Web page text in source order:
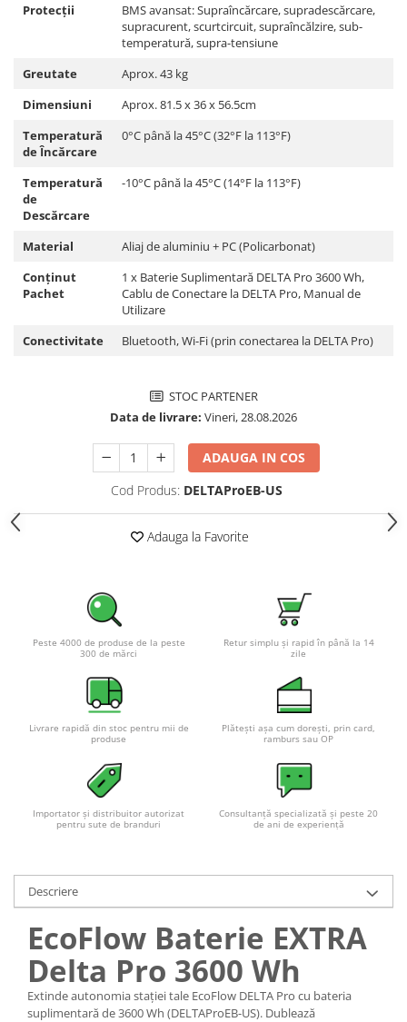
electrice
Statii de incarcare
Cabluri de incarcare vehicule
Prize de incarcare vehicule
electrice
Turbine eoliene pentru casă
Acumulatori VRLA AGM/GEL /
Baterii si acumulatori gel si VRLA
6-12 V
Baterii si acumulatori AGM VRLA
Acumulatori Moto, ATV
SLA AGM (Sealed Lead Acid)
Deep Cycle - Tractiune/Semi-
Marine & Caravan
Sisteme de management (BMS)
Redresoare, incarcatoare si testere
Redresoare auto, moto, barci si
UPS pentru centrale termice si
sisteme de urgenta - acumulator
UPS Calculatoare si Servere
Stabilizatoare Tensiune
energiei electrice
Cabinete baterii
Acumulatori UPS
Drumetii / Camping
Accesorii
Frigidere portabile
Protecții
BMS avansat: Supraîncărcare, supradescărcare,
supracurent, scurtcircuit, supraîncălzire, sub-
temperatură, supra-tensiune
Greutate
Aprox. 43 kg
Dimensiuni
Aprox. 81.5 x 36 x 56.5cm
Temperatură
de Încărcare
0°C până la 45°C (32°F la 113°F)
Temperatură
de
Descărcare
-10°C până la 45°C (14°F la 113°F)
Material
Aliaj de aluminiu + PC (Policarbonat)
Conținut
Pachet
1 x Baterie Suplimentară DELTA Pro 3600 Wh,
Cablu de Conectare la DELTA Pro, Manual de
Utilizare
Conectivitate
Bluetooth, Wi-Fi (prin conectarea la DELTA Pro)
STOC PARTENER
Data de livrare: Vineri, 28.08.2026
ADAUGA IN COS
Cod Produs: DELTAProEB-US
Adauga la Favorite
Peste 4000 de produse de la peste
300 de mărci
Retur simplu și rapid în până la 14
zile
Livrare rapidă din stoc pentru mii de
produse
Plătești așa cum dorești, prin card,
ramburs sau OP
Importator și distribuitor autorizat
pentru sute de branduri
Consultanță specializată și peste 20
de ani de experiență
Descriere
EcoFlow Baterie EXTRA
Delta Pro 3600 Wh
Extinde autonomia stației tale EcoFlow DELTA Pro cu bateria
suplimentară de 3600 Wh (DELTAProEB-US). Dublează